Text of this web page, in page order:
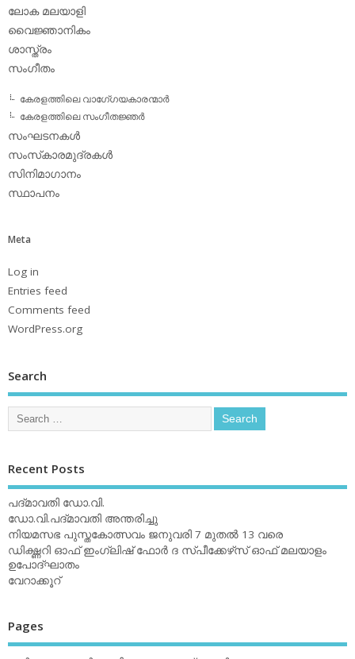
ലോക മലയാളി
വൈജ്ഞാനികം
ശാസ്ത്രം
സംഗീതം
കേരളത്തിലെ വാഗേ്ഗയകാരന്മാര്‍
കേരളത്തിലെ സംഗീതജ്ഞര്‍
സംഘടനകള്‍
സംസ്‌കാരമുദ്രകള്‍
സിനിമാഗാനം
സ്ഥാപനം
Meta
Log in
Entries feed
Comments feed
WordPress.org
Search
Recent Posts
പദ്മാവതി ഡോ.വി.
ഡോ.വി.പദ്മാവതി അന്തരിച്ചു
നിയമസഭ പുസ്തകോത്സവം ജനുവരി 7 മുതല്‍ 13 വരെ
ഡിക്ഷ്ണറി ഓഫ് ഇംഗ്ലിഷ് ഫോര്‍ ദ സ്പീക്കേഴ്‌സ് ഓഫ് മലയാളം
ഉപോദ്ഘാതം
വേറാക്കൂറ്
Pages